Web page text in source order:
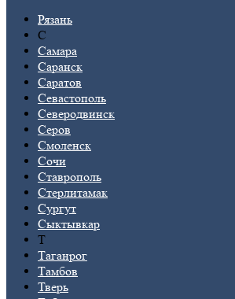
Рязань
С
Самара
Саранск
Саратов
Севастополь
Северодвинск
Серов
Смоленск
Сочи
Ставрополь
Стерлитамак
Сургут
Сыктывкар
Т
Таганрог
Тамбов
Тверь